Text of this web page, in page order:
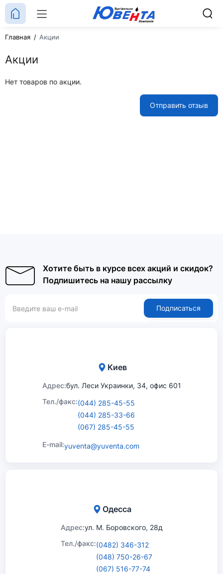
Главная Акции
Акции
Нет товаров по акции.
Отправить отзыв
Хотите быть в курсе всех акций и скидок?
Подпишитесь на нашу рассылку
Подписаться
Киев
Адрес:бул. Леси Украинки, 34, офис 601
Тел./факс:(044) 285-45-55
(044) 285-33-66
(067) 285-45-55
E-mail:yuventa@yuventa.com
Одесса
Адрес:ул. М. Боровского, 28д
Тел./факс:(0482) 346-312
(048) 750-26-67
(067) 516-77-74